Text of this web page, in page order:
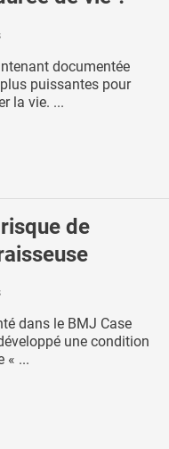
documentée
puissantes pour
la vie. ...
de
dans le BMJ Case
une condition
« ...